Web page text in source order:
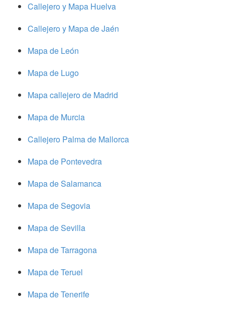
Callejero y Mapa Huelva
Callejero y Mapa de Jaén
Mapa de León
Mapa de Lugo
Mapa callejero de Madrid
Mapa de Murcia
Callejero Palma de Mallorca
Mapa de Pontevedra
Mapa de Salamanca
Mapa de Segovia
Mapa de Sevilla
Mapa de Tarragona
Mapa de Teruel
Mapa de Tenerife